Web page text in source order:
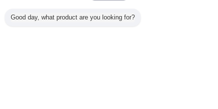
Good day, what product are you looking for?